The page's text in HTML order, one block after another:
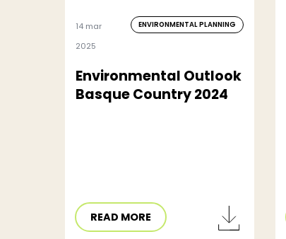
14 mar
2025
ENVIRONMENTAL PLANNING
Environmental Outlook
Basque Country 2024
READ MORE